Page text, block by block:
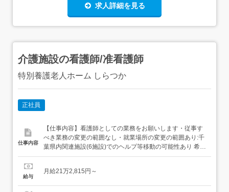
求人詳細を見る
介護施設の看護師/准看護師
特別養護老人ホーム しらつか
正社員
仕事内容
【仕事内容】看護師としての業務をお願いします・従事す
べき業務の変更の範囲なし・就業場所の変更の範囲あり:千
葉県内関連施設(6施設)でのヘルプ等移動の可能性あり 希望
確認 【経験・資格】<応募要件>正看護師もしくは准看護師
月給 212,815円 〜 <給与の備考>内訳>・基本給:168,100円
給与
月給21万2,815円～